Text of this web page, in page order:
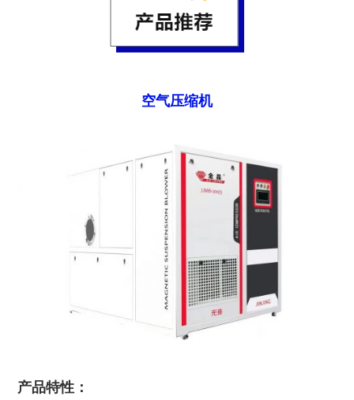
空气压缩机
产品特性：